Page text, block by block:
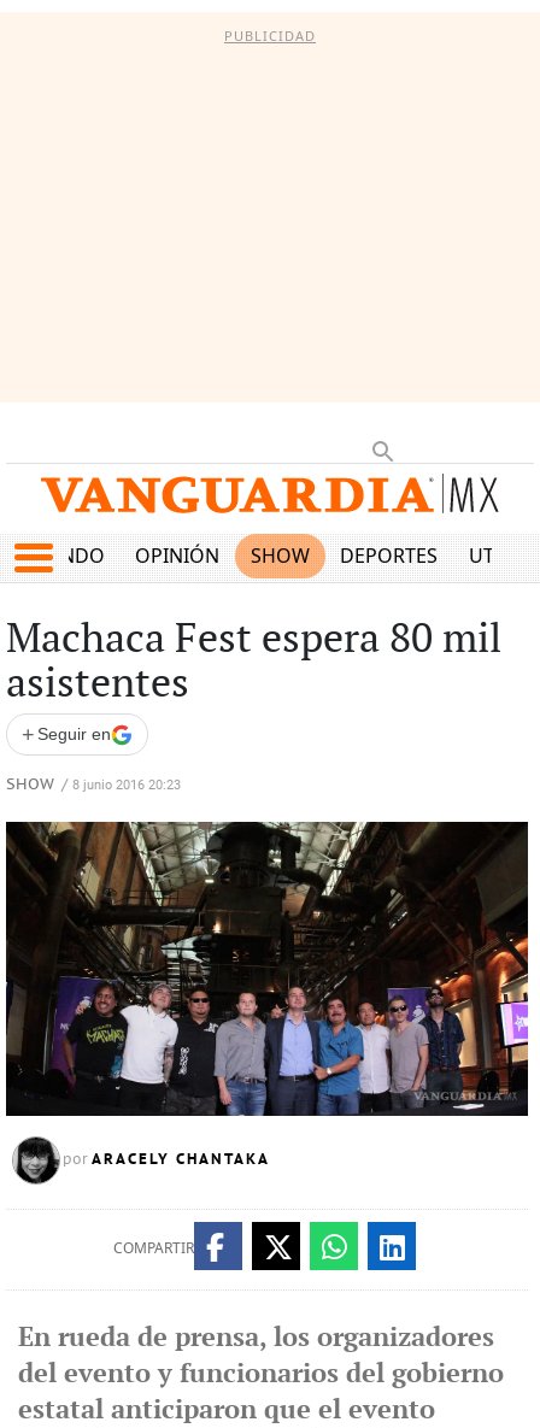
PUBLICIDAD
MUNDO OPINIÓN SHOW DEPORTES
Machaca Fest espera 80 mil
asistentes
+ Seguir en
SHOW / 8 junio 2016 20:23
por ARACELY CHANTAKA
COMPARTIR
En rueda de prensa, los organizadores
del evento y funcionarios del gobierno
estatal anticiparon que el evento